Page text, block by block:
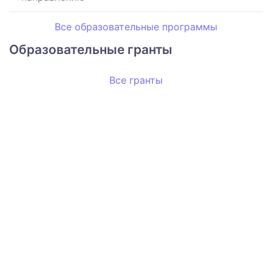
Все образовательные программы
Образовательные гранты
Все гранты